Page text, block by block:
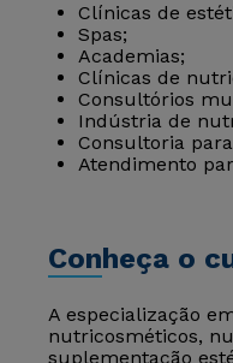
Clínicas de
Spas;
Academias;
Clínicas de
Consultórios
Indústria de
Consultoria
Atendimento
Conheça o
A especialização
nutricosméticos,
suplementação